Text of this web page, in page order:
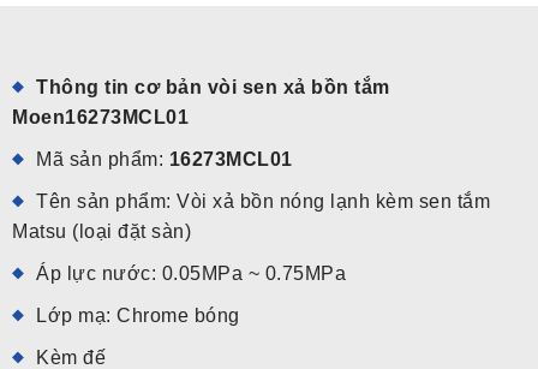
Thông tin cơ bản vòi sen xả bồn tắm
Moen16273MCL01
Mã sản phẩm: 16273MCL01
Tên sản phẩm: Vòi xả bồn nóng lạnh kèm sen tắm
Matsu (loại đặt sàn)
Áp lực nước: 0.05MPa ~ 0.75MPa
Lớp mạ: Chrome bóng
Kèm đế